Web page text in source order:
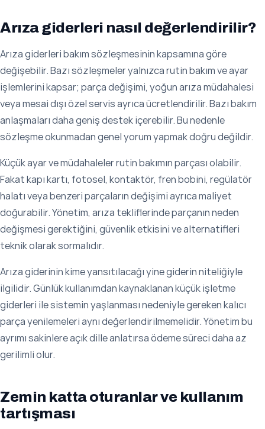
Arıza giderleri nasıl değerlendirilir?
Arıza giderleri bakım sözleşmesinin kapsamına göre
değişebilir. Bazı sözleşmeler yalnızca rutin bakım ve ayar
işlemlerini kapsar; parça değişimi, yoğun arıza müdahalesi
veya mesai dışı özel servis ayrıca ücretlendirilir. Bazı bakım
anlaşmaları daha geniş destek içerebilir. Bu nedenle
sözleşme okunmadan genel yorum yapmak doğru değildir.
Küçük ayar ve müdahaleler rutin bakımın parçası olabilir.
Fakat kapı kartı, fotosel, kontaktör, fren bobini, regülatör
halatı veya benzeri parçaların değişimi ayrıca maliyet
doğurabilir. Yönetim, arıza tekliflerinde parçanın neden
değişmesi gerektiğini, güvenlik etkisini ve alternatifleri
teknik olarak sormalıdır.
Arıza giderinin kime yansıtılacağı yine giderin niteliğiyle
ilgilidir. Günlük kullanımdan kaynaklanan küçük işletme
giderleri ile sistemin yaşlanması nedeniyle gereken kalıcı
parça yenilemeleri aynı değerlendirilmemelidir. Yönetim bu
ayrımı sakinlere açık dille anlatırsa ödeme süreci daha az
gerilimli olur.
Zemin katta oturanlar ve kullanım
tartışması